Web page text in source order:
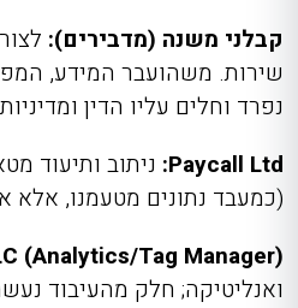
קבלני משנה (מדבירים):
שירות. משהועבר המידע,
נפרד וחלים עליו הדין
Paycall Ltd: ניתוב ותיעוד
(כמעבד נתונים מטעמנו, אלא
(Analytics/Tag Manager):
ואנליטיקה; חלק מהעיבוד